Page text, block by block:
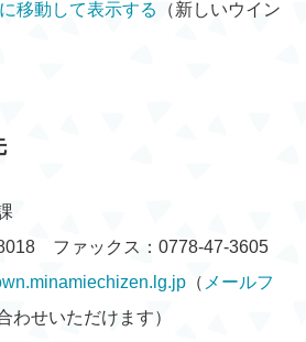
移動して表示する
（新しいウイン
ファックス：0778-47-3605
（ メールフ
わせいただけます）